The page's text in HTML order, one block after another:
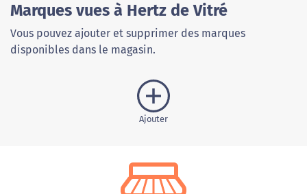
Marques vues à Hertz de Vitré
Vous pouvez ajouter et supprimer des marques
disponibles dans le magasin.
Ajouter